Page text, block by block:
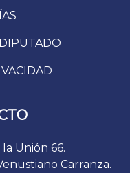
Unión 66.
Carranza.